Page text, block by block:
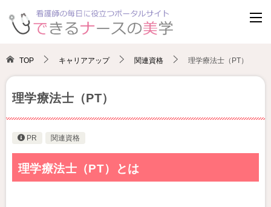
TOP キャリアアップ 関連資格 理学療法士（PT）
理学療法士（PT）
PR 関連資格
理学療法士（PT）とは